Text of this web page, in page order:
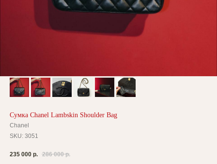
Сумка Chanel Lambskin Shoulder Bag
Chanel
SKU: 3051
235 000 р. 286 000 р.